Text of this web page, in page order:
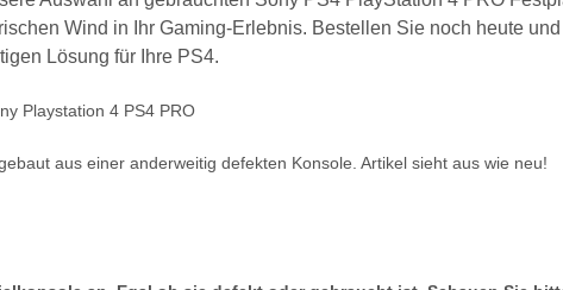
Wind in Ihr Gaming-Erlebnis. Bestellen Sie noch heute
Lösung für Ihre PS4.
Playstation 4 PS4 PRO
aus einer anderweitig defekten Konsole. Artikel sieht aus wie neu!